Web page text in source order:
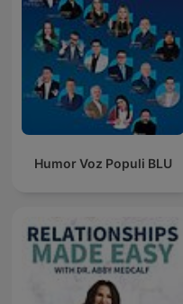
Humor Voz Populi BLU